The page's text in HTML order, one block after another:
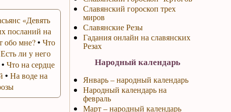
«Девять
посланий на
обо мне?• Что
Есть ли у него
• Что на сердце
• На воде на
Славянский гороскоп трех
миров
Славянские Резы
Гадания онлайн на славянских
Резах
Народный календарь
Январь – народный календарь
Народный календарь на
февраль
Март – народный календарь